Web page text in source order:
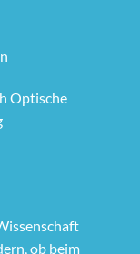
Optische
ob beim